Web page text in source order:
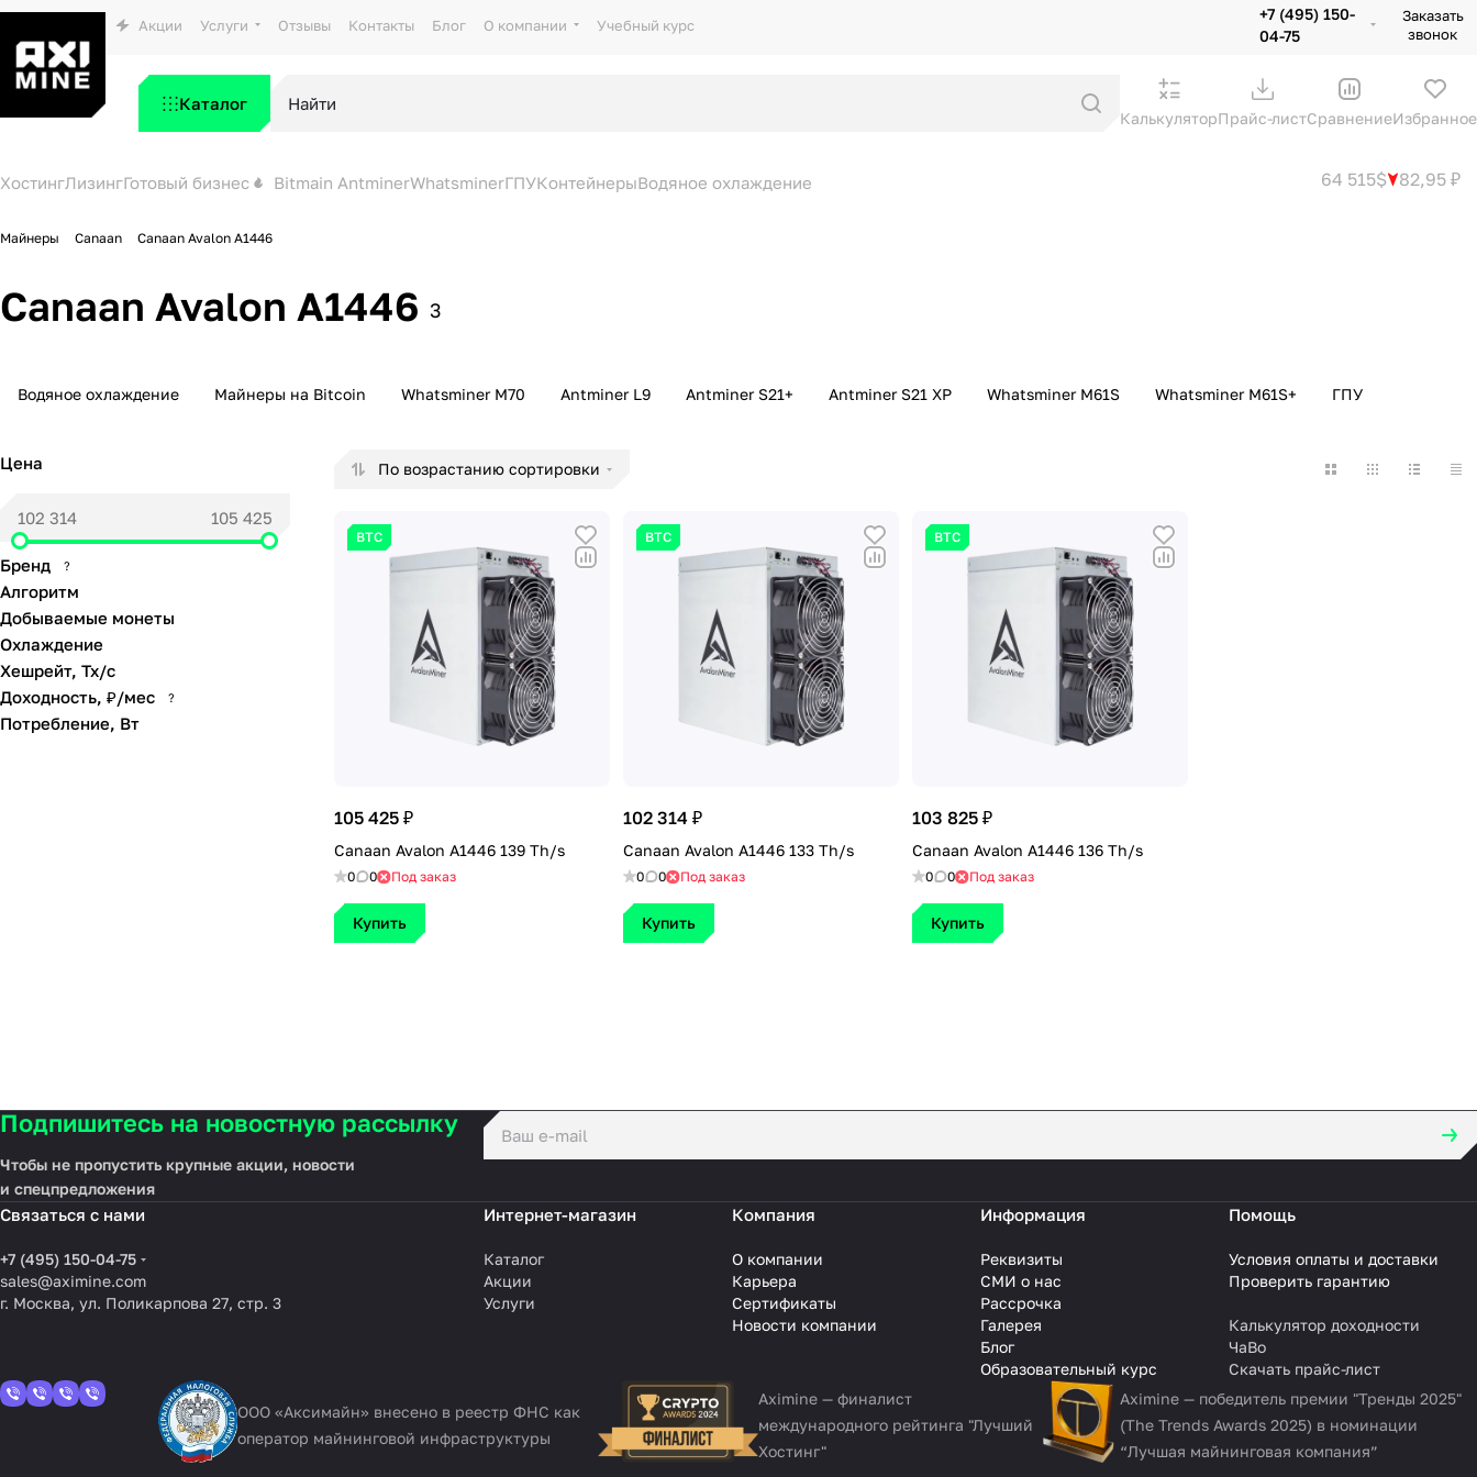
Акции Услуги Отзывы Контакты Блог О компании Учебный курс
+7 (495) 150-
04-75
Заказать
звонок
Каталог
КалькуляторПрайс-листСравнениеИзбранное
ХостингЛизингГотовый бизнес Bitmain AntminerWhatsminerГПУКонтейнерыВодяное охлаждение 64 515$ 82,95 ₽
Майнеры Canaan Canaan Avalon A1446
Canaan Avalon A1446 3
Водяное охлаждение Майнеры на Bitcoin Whatsminer M70 Antminer L9 Antminer S21+ Antminer S21 XP Whatsminer M61S Whatsminer M61S+ ГПУ
По возрастанию сортировки
BTC
105 425 ₽
Canaan Avalon A1446 139 Th/s
0 0 Под заказ
Купить
BTC
102 314 ₽
Canaan Avalon A1446 133 Th/s
0 0 Под заказ
Купить
BTC
103 825 ₽
Canaan Avalon A1446 136 Th/s
0 0 Под заказ
Купить
Цена
Бренд ?
Алгоритм
Добываемые монеты
Охлаждение
Хешрейт, Тх/с
Доходность, ₽/мес
?
Потребление, Вт
Подпишитесь на новостную рассылку
Чтобы не пропустить крупные акции, новости
и спецпредложения
Связаться с нами
+7 (495) 150-04-75
sales@aximine.com
г. Москва, ул. Поликарпова 27, стр. 3
Интернет-магазин
Каталог
Акции
Услуги
Компания
О компании
Карьера
Сертификаты
Новости компании
Информация
Реквизиты
СМИ о нас
Рассрочка
Галерея
Блог
Образовательный курс
Помощь
Условия оплаты и доставки
Проверить гарантию
Калькулятор доходности
ЧаВо
Скачать прайс-лист
ООО «Аксимайн» внесено в реестр ФНС как
оператор майнинговой инфраструктуры
Aximine — финалист
международного рейтинга "Лучший
Хостинг"
Aximine — победитель премии "Тренды 2025"
(The Trends Awards 2025) в номинации
“Лучшая майнинговая компания”